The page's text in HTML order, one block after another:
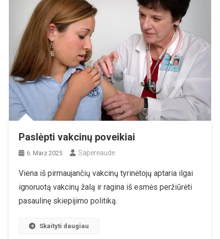
Paslėpti vakcinų poveikiai
6. März 2025 Sapereaude
Viena iš pirmaujančių vakcinų tyrinėtojų aptaria ilgai
ignoruotą vakcinų žalą ir ragina iš esmės peržiūrėti
pasaulinę skiepijimo politiką.
Skaityti daugiau